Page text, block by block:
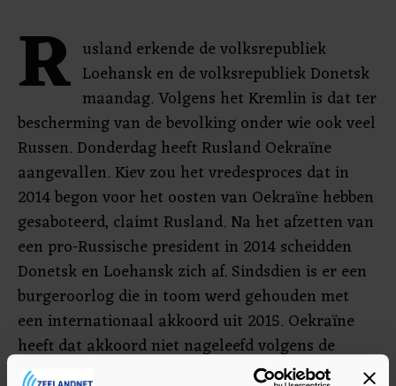
R usland erkende de volksrepubliek
Loehansk en de volksrepubliek Donetsk
maandag. Volgens het Kremlin is dat ter
bescherming van de bevolking onder wie ook veel
Russen. Donderdag heeft Rusland Oekraïne
aangevallen. Kiev zou het vredesproces dat in
2014 begon voor het oosten van Oekraïne hebben
gesaboteerd, claimt Rusland. Na het afzetten van
een pro-Russische president in 2014 scheidden
Donetsk en Loehansk zich af. Sindsdien is er een
burgeroorlog die in toom werd gehouden met
een internationaal akkoord uit 2015. Oekraïne
heeft dat akkoord niet nageleefd volgens de
Russische president Vladimir Poetin.